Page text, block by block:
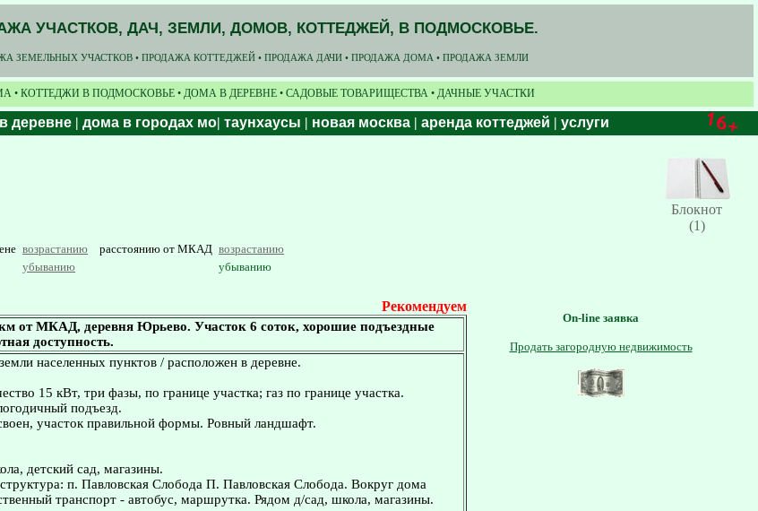
УЧАСТКОВ, ДАЧ, ЗЕМЛИ, ДОМОВ, КОТТЕДЖЕЙ, В ПОДМОСКОВЬЕ.
ЗЕМЕЛЬНЫХ УЧАСТКОВ • ПРОДАЖА КОТТЕДЖЕЙ • ПРОДАЖА ДАЧИ • ПРОДАЖА ДОМА • ПРОДАЖА ЗЕМЛИ
• КОТТЕДЖИ В ПОДМОСКОВЬЕ • ДОМА В ДЕРЕВНЕ • САДОВЫЕ ТОВАРИЩЕСТВА • ДАЧНЫЕ УЧАСТКИ
деревне | дома в городах мо| таунхаусы | новая москва | аренда коттеджей | услуги
Блокнот
(1)
возрастанию расстоянию от МКАД возрастанию
убыванию
убыванию
Рекомендуем
от МКАД, деревня Юрьево. Участок 6 соток, хорошие подъездные
доступность.
населенных пунктов / расположен в деревне.
15 кВт, три фазы, по границе участка; газ по границе участка.
подъезд.
участок правильной формы. Ровный ландшафт.
детский сад, магазины.
п. Павловская Слобода П. Павловская Слобода. Вокруг дома
транспорт - автобус, маршрутка. Рядом д/сад, школа, магазины.
On-line заявка
Продать загородную недвижимость